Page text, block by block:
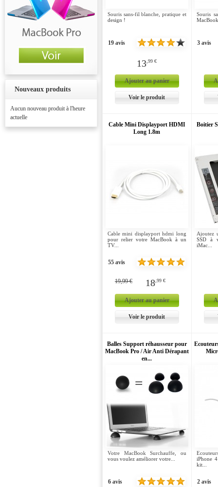
Nouveaux produits
Aucun nouveau produit à l'heure
actuelle
Souris sans-fil blanche, pratique et
design !
19 avis
13,99 €
Ajouter au panier
Voir le produit
Souris
3 avis
Cable Mini Displayport HDMI
Long 1.8m
Cable mini displayport hdmi long
pour relier votre MacBook à un
TV...
55 avis
19,99 € 18,99 €
Ajouter au panier
Voir le produit
Boitier
Ajoutez
SSD à
iMac...
Balles Support réhausseur pour
MacBook Pro / Air Anti Dérapant
en...
Votre MacBook Surchauffe, ou
vous voulez améliorer votre...
6 avis
iPhone
kit...
2 avis